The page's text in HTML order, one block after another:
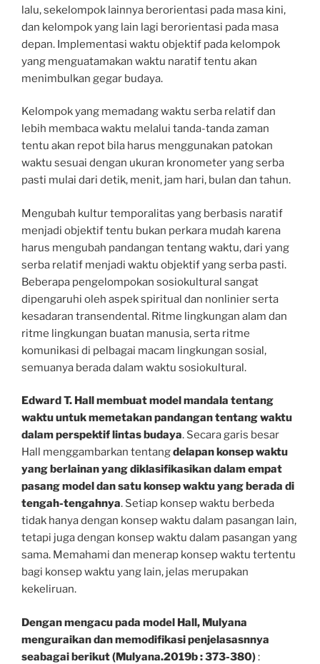
lalu, sekelompok lainnya berorientasi pada masa kini,
dan kelompok yang lain lagi berorientasi pada masa
depan. Implementasi waktu objektif pada kelompok
yang menguatamakan waktu naratif tentu akan
menimbulkan gegar budaya.
Kelompok yang memadang waktu serba relatif dan
lebih membaca waktu melalui tanda-tanda zaman
tentu akan repot bila harus menggunakan patokan
waktu sesuai dengan ukuran kronometer yang serba
pasti mulai dari detik, menit, jam hari, bulan dan tahun.
Mengubah kultur temporalitas yang berbasis naratif
menjadi objektif tentu bukan perkara mudah karena
harus mengubah pandangan tentang waktu, dari yang
serba relatif menjadi waktu objektif yang serba pasti.
Beberapa pengelompokan sosiokultural sangat
dipengaruhi oleh aspek spiritual dan nonlinier serta
kesadaran transendental. Ritme lingkungan alam dan
ritme lingkungan buatan manusia, serta ritme
komunikasi di pelbagai macam lingkungan sosial,
semuanya berada dalam waktu sosiokultural.
Edward T. Hall membuat model mandala tentang
waktu untuk memetakan pandangan tentang waktu
dalam perspektif lintas budaya. Secara garis besar
Hall menggambarkan tentangdelapan konsep waktu
yang berlainan yang diklasifikasikan dalam empat
pasang model dan satu konsep waktu yang berada di
tengah-tengahnya. Setiap konsep waktu berbeda
tidak hanya dengan konsep waktu dalam pasangan lain,
tetapi juga dengan konsep waktu dalam pasangan yang
sama. Memahami dan menerap konsep waktu tertentu
bagi konsep waktu yang lain, jelas merupakan
kekeliruan.
Dengan mengacu pada model Hall, Mulyana
menguraikan dan memodifikasi penjelasasnnya
seabagai berikut (Mulyana.2019b : 373-380):